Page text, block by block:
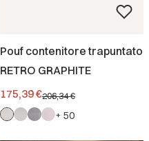
Pouf contenitore trapuntato
RETRO GRAPHITE
Prezzo promozionale
175,39 €206,34 €
+ 50